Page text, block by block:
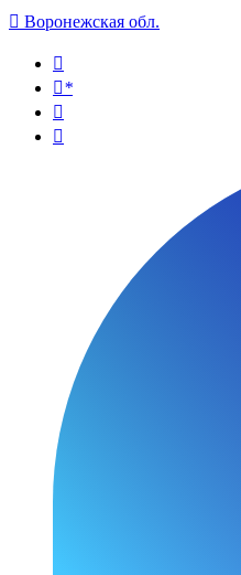
 Воронежская обл.

*

